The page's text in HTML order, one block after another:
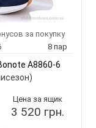
Китай
Bonote
41-46
8
Хаки
Мужчины
за покупку
8 пар
A8860-6
Цена за ящик
3 520 грн.